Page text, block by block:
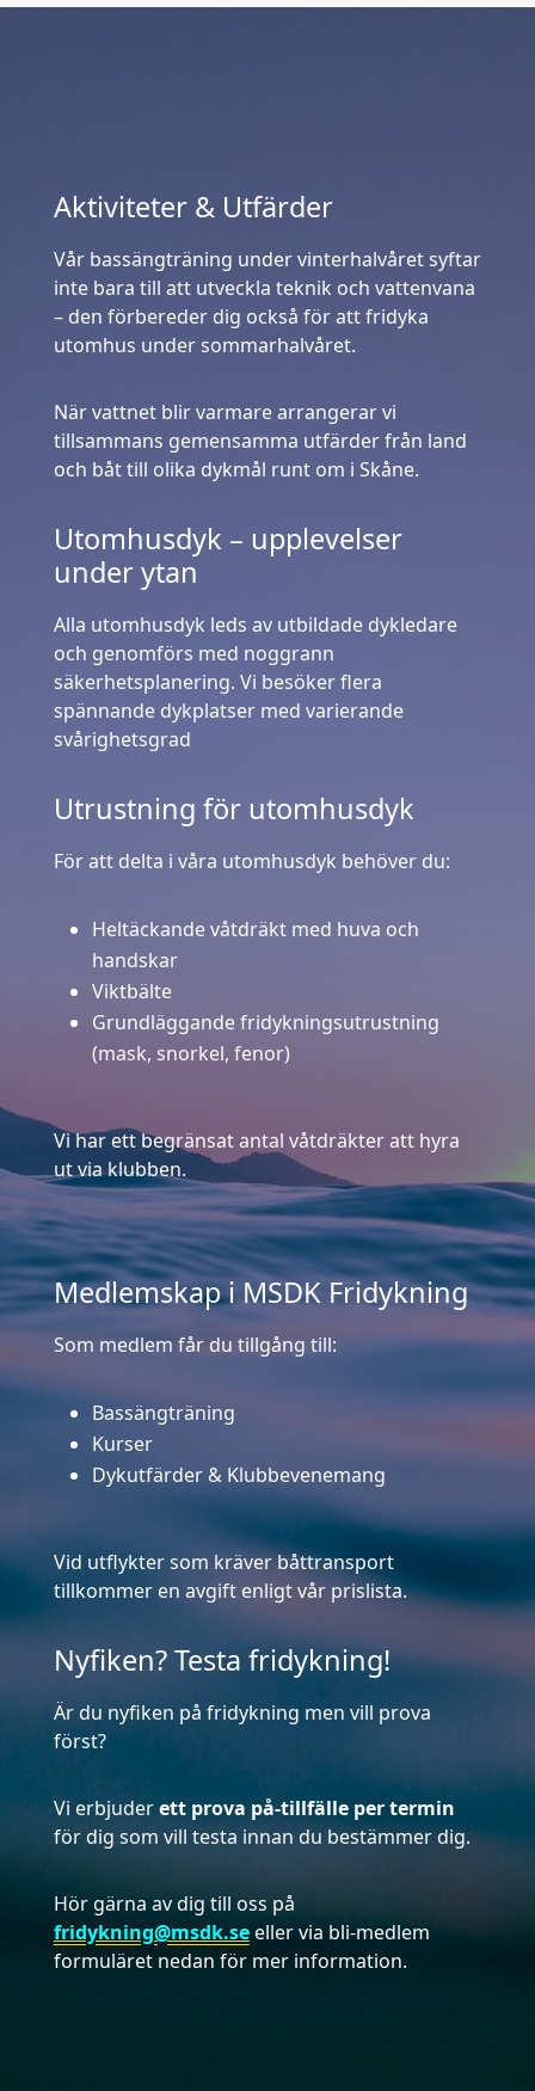
Aktiviteter & Utfärder
Vår bassängträning under vinterhalvåret syftar
inte bara till att utveckla teknik och vattenvana
– den förbereder dig också för att fridyka
utomhus under sommarhalvåret.
När vattnet blir varmare arrangerar vi
tillsammans gemensamma utfärder från land
och båt till olika dykmål runt om i Skåne.
Utomhusdyk – upplevelser
under ytan
Alla utomhusdyk leds av utbildade dykledare
och genomförs med noggrann
säkerhetsplanering. Vi besöker flera
spännande dykplatser med varierande
svårighetsgrad
Utrustning för utomhusdyk
För att delta i våra utomhusdyk behöver du:
Heltäckande våtdräkt med huva och
handskar
Viktbälte
Grundläggande fridykningsutrustning
(mask, snorkel, fenor)
Vi har ett begränsat antal våtdräkter att hyra
ut via klubben.
Medlemskap i MSDK Fridykning
Som medlem får du tillgång till:
Bassängträning
Kurser
Dykutfärder & Klubbevenemang
Vid utflykter som kräver båttransport
tillkommer en avgift enligt vår prislista.
Nyfiken? Testa fridykning!
Är du nyfiken på fridykning men vill prova
först?
Vi erbjuderett prova på-tillfälle per termin
för dig som vill testa innan du bestämmer dig.
Hör gärna av dig till oss på
fridykning@msdk.seeller via bli-medlem
formuläret nedan för mer information.